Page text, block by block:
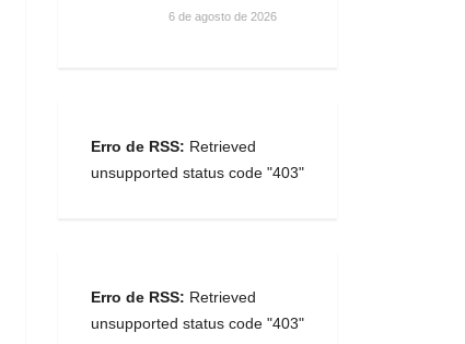
6 de agosto de 2026
Erro de RSS: Retrieved
unsupported status code "403"
Erro de RSS: Retrieved
unsupported status code "403"